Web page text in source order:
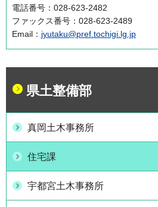
電話番号：028-623-2482
ファックス番号：028-623-2489
Email： jyutaku@pref.tochigi.lg.jp
県土整備部
真岡土木事務所
住宅課
宇都宮土木事務所